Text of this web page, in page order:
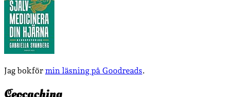
Jag bokför min läsning på Goodreads.